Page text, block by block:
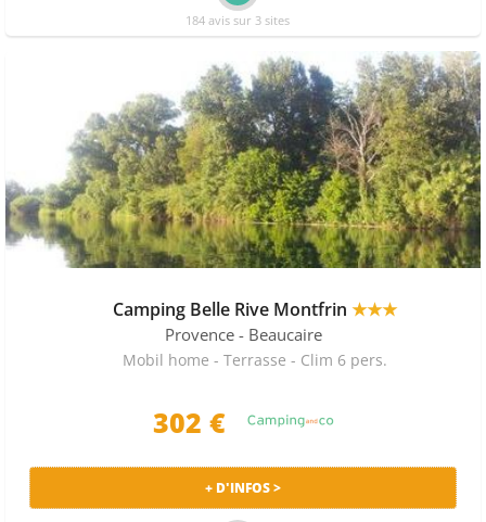
184 avis sur 3 sites
Camping Belle Rive Montfrin ★★★
Provence - Beaucaire
Mobil home - Terrasse - Clim 6 pers.
302 €
+ D'INFOS >